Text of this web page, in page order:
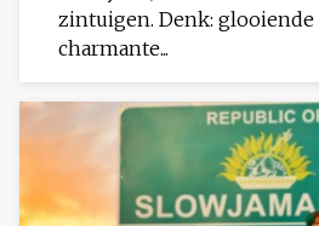
zintuigen. Denk: glooiende
charmante...